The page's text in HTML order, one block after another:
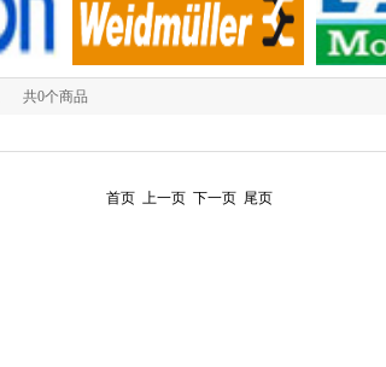
共0个商品
首页 上一页 下一页 尾页